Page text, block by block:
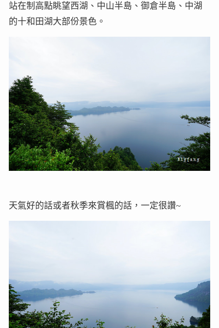
站在制高點眺望西湖、中山半島、御倉半島、中湖
的十和田湖大部份景色。
天氣好的話或者秋季來賞楓的話，一定很讚~